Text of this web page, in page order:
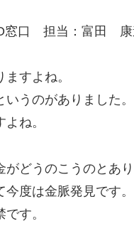
窓口 担当：富田 康
すよね。
うのがありました。
ね。
どうのこうのとあ
度は金脈発見です。
す。